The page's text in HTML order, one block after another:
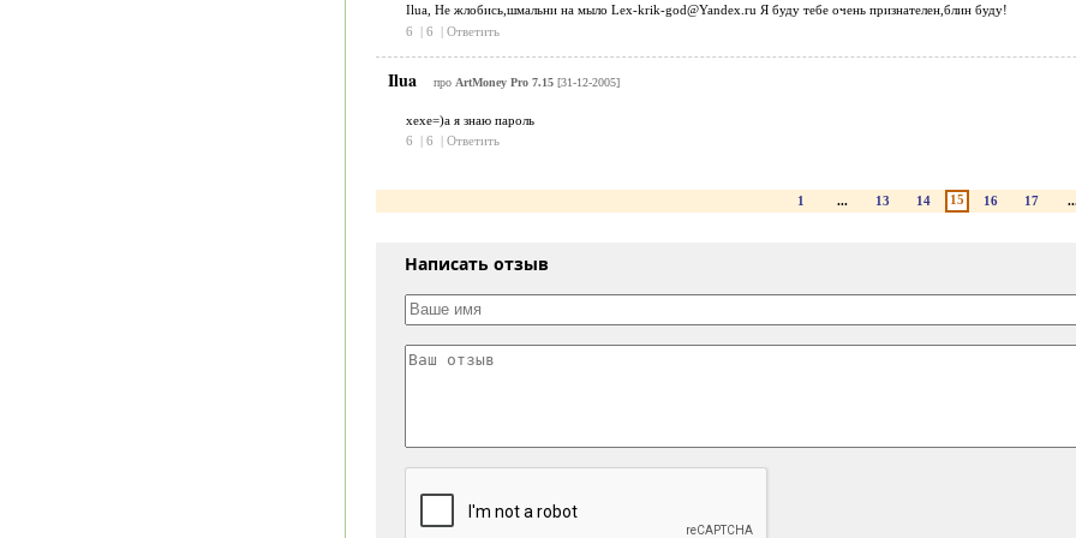
Ilua, Не жлобись,шмальни на мыло Lex-krik-god@Yandex.ru Я буду тебе очень признателен,блин буду!
6
| 6 | Ответить
Ilua про ArtMoney Pro 7.15[31-12-2005]
хехе=)а я знаю пароль
6
| 6 | Ответить
1 ... 13 14 15 16 17
Написать отзыв